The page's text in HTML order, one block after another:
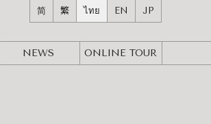
简 繁 ไทย EN JP
NEWS ONLINE TOUR